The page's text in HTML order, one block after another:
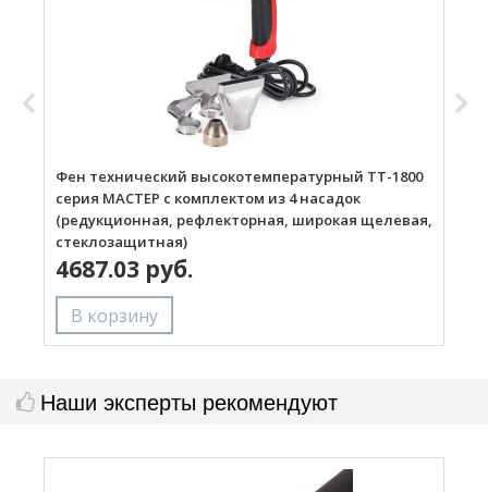
Фен технический высокотемпературный ТТ-1800
серия МАСТЕР с комплектом из 4 насадок
(редукционная, рефлекторная, широкая щелевая,
стеклозащитная)
4687.03 руб.
Наши эксперты рекомендуют